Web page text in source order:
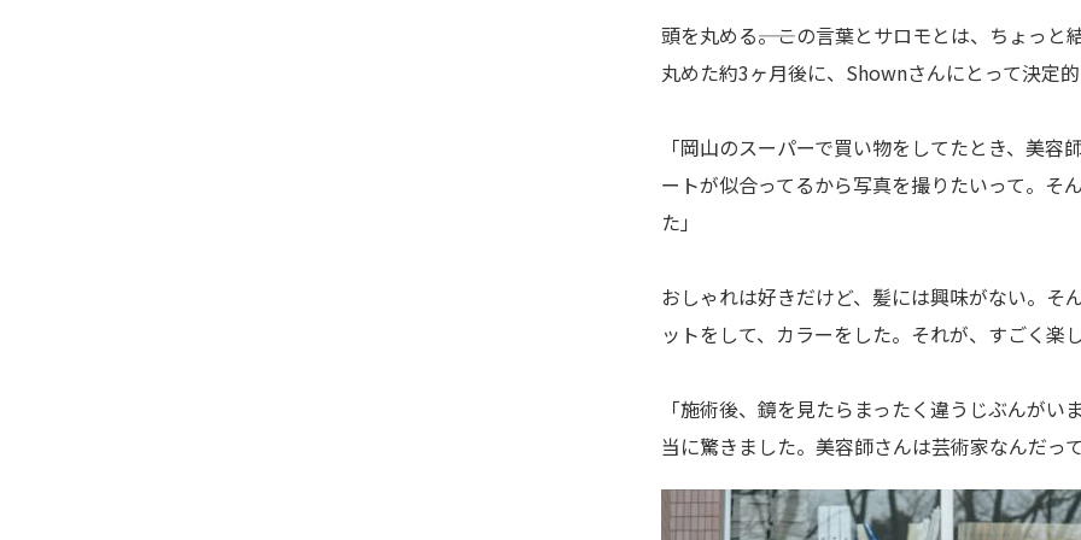
頭を丸める――。この言葉とサロモとは、ちょっ
丸めた約3ヶ月後に、Shownさんにとって決定
「岡山のスーパーで買い物をしてたとき、美
ートが似合ってるから写真を撮りたいって。そ
た」
おしゃれは好きだけど、髪には興味がない。そ
ットをして、カラーをした。それが、すごく楽
「施術後、鏡を見たらまったく違うじぶんが
当に驚きました。美容師さんは芸術家なんだっ